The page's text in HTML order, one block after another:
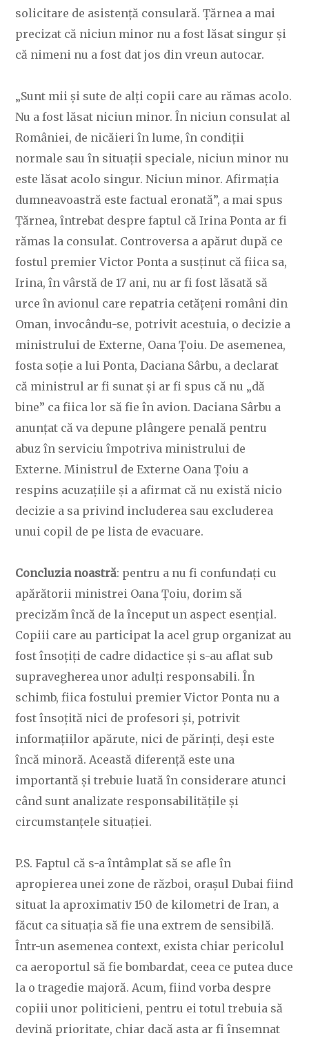
solicitare de asistență consulară. Ţărnea a mai
precizat că niciun minor nu a fost lăsat singur și
că nimeni nu a fost dat jos din vreun autocar.
„Sunt mii și sute de alți copii care au rămas acolo.
Nu a fost lăsat niciun minor. În niciun consulat al
României, de nicăieri în lume, în condiții
normale sau în situații speciale, niciun minor nu
este lăsat acolo singur. Niciun minor. Afirmația
dumneavoastră este factual eronată”, a mai spus
Ţărnea, întrebat despre faptul că Irina Ponta ar fi
rămas la consulat. Controversa a apărut după ce
fostul premier Victor Ponta a susținut că fiica sa,
Irina, în vârstă de 17 ani, nu ar fi fost lăsată să
urce în avionul care repatria cetățeni români din
Oman, invocându-se, potrivit acestuia, o decizie a
ministrului de Externe, Oana Țoiu. De asemenea,
fosta soție a lui Ponta, Daciana Sârbu, a declarat
că ministrul ar fi sunat și ar fi spus că nu „dă
bine” ca fiica lor să fie în avion. Daciana Sârbu a
anunțat că va depune plângere penală pentru
abuz în serviciu împotriva ministrului de
Externe. Ministrul de Externe Oana Țoiu a
respins acuzațiile și a afirmat că nu există nicio
decizie a sa privind includerea sau excluderea
unui copil de pe lista de evacuare.
Concluzia noastră: pentru a nu fi confundați cu
apărătorii ministrei Oana Țoiu, dorim să
precizăm încă de la început un aspect esențial.
Copiii care au participat la acel grup organizat au
fost însoțiți de cadre didactice și s-au aflat sub
supravegherea unor adulți responsabili. În
schimb, fiica fostului premier Victor Ponta nu a
fost însoțită nici de profesori și, potrivit
informațiilor apărute, nici de părinți, deși este
încă minoră. Această diferență este una
importantă și trebuie luată în considerare atunci
când sunt analizate responsabilitățile și
circumstanțele situației.
P.S. Faptul că s-a întâmplat să se afle în
apropierea unei zone de război, orașul Dubai fiind
situat la aproximativ 150 de kilometri de Iran, a
făcut ca situația să fie una extrem de sensibilă.
Într-un asemenea context, exista chiar pericolul
ca aeroportul să fie bombardat, ceea ce putea duce
la o tragedie majoră. Acum, fiind vorba despre
copiii unor politicieni, pentru ei totul trebuia să
devină prioritate, chiar dacă asta ar fi însemnat